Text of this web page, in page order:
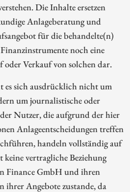
Die Inhalte ersetzen
Anlageberatung und
für die behandelte(n)
noch eine
Verkauf von solchen dar.
es sich ausdrücklich nicht um
um journalistische oder
Nutzer, die aufgrund der hier
Anlageentscheidungen treffen
handeln vollständig auf
keine vertragliche Beziehung
Finance GmbH und ihren
ihrer Angebote zustande, da